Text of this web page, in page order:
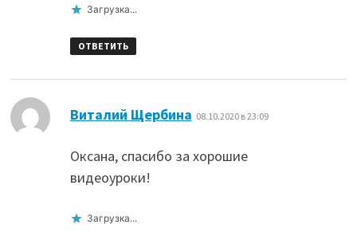
Загрузка...
ОТВЕТИТЬ
Виталий Щербина 08.10.2020 в 23:09
Оксана, спасибо за хорошие
видеоуроки!
Загрузка...